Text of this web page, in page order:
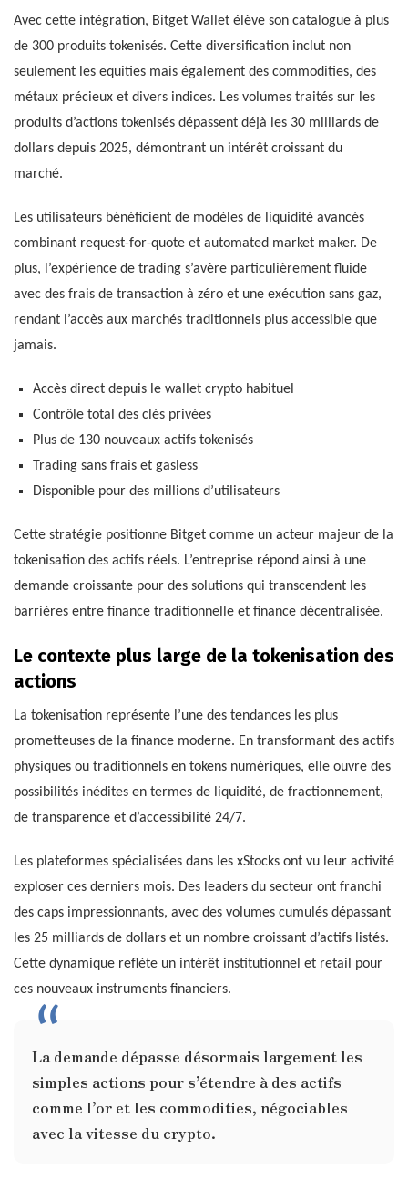
Avec cette intégration, Bitget Wallet élève son catalogue à plus
de 300 produits tokenisés. Cette diversification inclut non
seulement les equities mais également des commodities, des
métaux précieux et divers indices. Les volumes traités sur les
produits d’actions tokenisés dépassent déjà les 30 milliards de
dollars depuis 2025, démontrant un intérêt croissant du
marché.
Les utilisateurs bénéficient de modèles de liquidité avancés
combinant request-for-quote et automated market maker. De
plus, l’expérience de trading s’avère particulièrement fluide
avec des frais de transaction à zéro et une exécution sans gaz,
rendant l’accès aux marchés traditionnels plus accessible que
jamais.
Accès direct depuis le wallet crypto habituel
Contrôle total des clés privées
Plus de 130 nouveaux actifs tokenisés
Trading sans frais et gasless
Disponible pour des millions d’utilisateurs
Cette stratégie positionne Bitget comme un acteur majeur de la
tokenisation des actifs réels. L’entreprise répond ainsi à une
demande croissante pour des solutions qui transcendent les
barrières entre finance traditionnelle et finance décentralisée.
Le contexte plus large de la tokenisation des
actions
La tokenisation représente l’une des tendances les plus
prometteuses de la finance moderne. En transformant des actifs
physiques ou traditionnels en tokens numériques, elle ouvre des
possibilités inédites en termes de liquidité, de fractionnement,
de transparence et d’accessibilité 24/7.
Les plateformes spécialisées dans les xStocks ont vu leur activité
exploser ces derniers mois. Des leaders du secteur ont franchi
des caps impressionnants, avec des volumes cumulés dépassant
les 25 milliards de dollars et un nombre croissant d’actifs listés.
Cette dynamique reflète un intérêt institutionnel et retail pour
ces nouveaux instruments financiers.
La demande dépasse désormais largement les
simples actions pour s’étendre à des actifs
comme l’or et les commodities, négociables
avec la vitesse du crypto.